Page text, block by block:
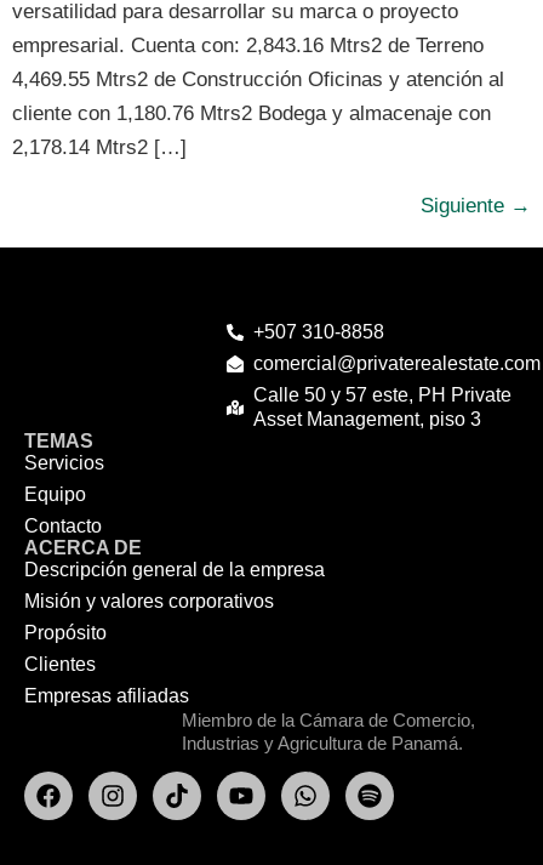
versatilidad para desarrollar su marca o proyecto
empresarial. Cuenta con: 2,843.16 Mtrs2 de Terreno
4,469.55 Mtrs2 de Construcción Oficinas y atención al
cliente con 1,180.76 Mtrs2 Bodega y almacenaje con
2,178.14 Mtrs2 […]
Siguiente →
+507 310-8858
comercial@privaterealestate.com
Calle 50 y 57 este, PH Private
Asset Management, piso 3
TEMAS
Servicios
Equipo
Contacto
ACERCA DE
Descripción general de la empresa
Misión y valores corporativos
Propósito
Clientes
Empresas afiliadas
Miembro de la Cámara de Comercio,
Industrias y Agricultura de Panamá.